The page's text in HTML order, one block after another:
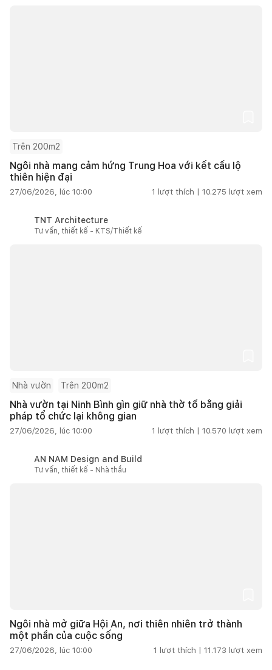
Trên 200m2
Ngôi nhà mang cảm hứng Trung Hoa với kết cấu lộ
thiên hiện đại
27/06/2026, lúc 10:00 1 lượt thích | 10.275 lượt xem
TNT Architecture
Tư vấn, thiết kế - KTS/Thiết kế
Nhà vườn Trên 200m2
Nhà vườn tại Ninh Bình gìn giữ nhà thờ tổ bằng giải
pháp tổ chức lại không gian
27/06/2026, lúc 10:00 1 lượt thích | 10.570 lượt xem
AN NAM Design and Build
Tư vấn, thiết kế - Nhà thầu
Ngôi nhà mở giữa Hội An, nơi thiên nhiên trở thành
một phần của cuộc sống
27/06/2026, lúc 10:00 1 lượt thích | 11.173 lượt xem